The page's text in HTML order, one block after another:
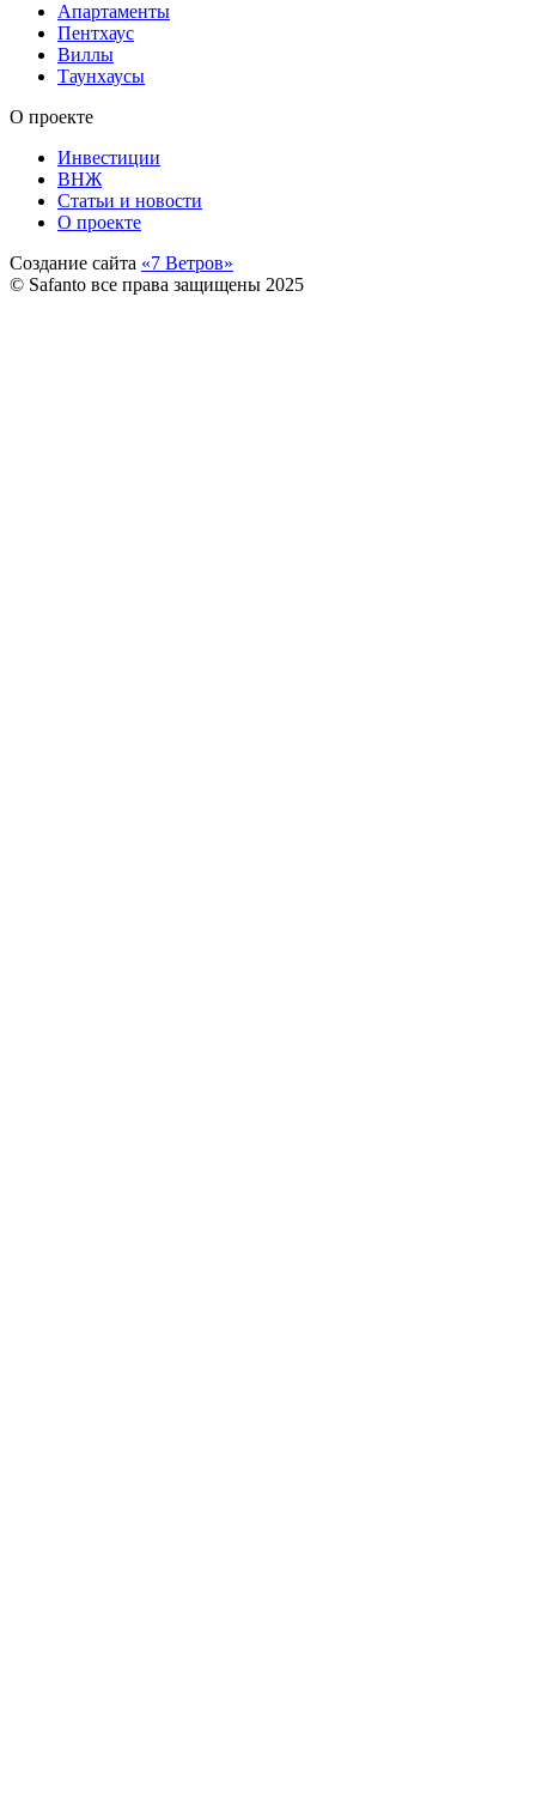
Апартаменты
Пентхаус
Виллы
Таунхаусы
О проекте
Инвестиции
ВНЖ
Статьи и новости
О проекте
Создание сайта «7 Ветров»
© Safanto все права защищены 2025